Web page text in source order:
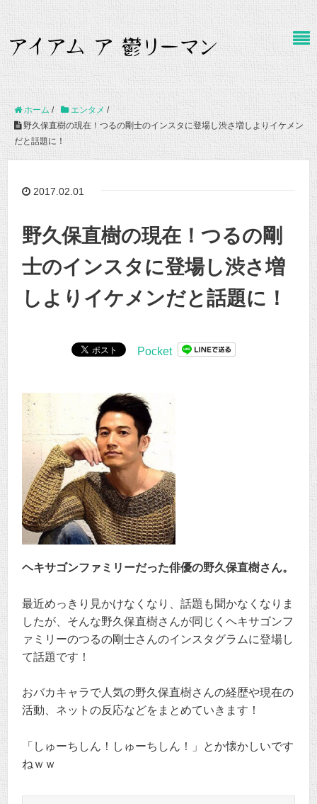
ホーム / エンタメ /
野久保直樹の現在！つるの剛士のインスタに登場し渋さ増しよりイケメン
だと話題に！
2017.02.01
野久保直樹の現在！つるの剛
士のインスタに登場し渋さ増
しよりイケメンだと話題に！
Pocket
ヘキサゴンファミリーだった俳優の野久保直樹さん。
最近めっきり見かけなくなり、話題も聞かなくなりま
したが、そんな野久保直樹さんが同じくヘキサゴンフ
ァミリーのつるの剛士さんのインスタグラムに登場し
て話題です！
おバカキャラで人気の野久保直樹さんの経歴や現在の
活動、ネットの反応などをまとめていきます！
「しゅーちしん！しゅーちしん！」とか懐かしいです
ねｗｗ